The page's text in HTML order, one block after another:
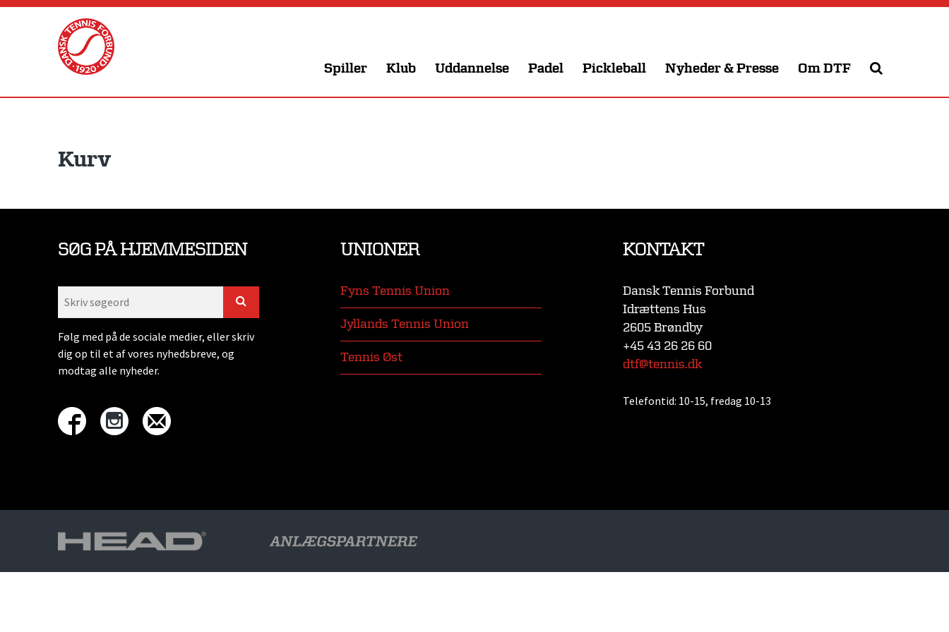
Skip
Spiller Klub Uddannelse Padel Pickleball Nyheder & Presse Om DTF
Kurv
SØG PÅ HJEMMESIDEN
Følg med på de sociale medier, eller skriv
dig op til et af vores nyhedsbreve, og
modtag alle nyheder.
UNIONER
Fyns Tennis Union
Jyllands Tennis Union
Tennis Øst
KONTAKT
Dansk Tennis Forbund
Idrættens Hus
2605 Brøndby
+45 43 26 26 60
dtf@tennis.dk
Telefontid: 10-15, fredag 10-13